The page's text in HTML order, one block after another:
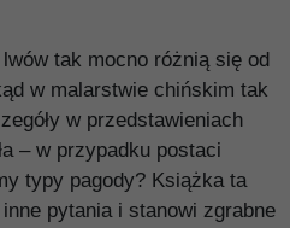
tak mocno różnią się od
w malarstwie chińskim tak
w przedstawieniach
– w przypadku postaci
typy pagody? Książka ta
pytania i stanowi zgrabne